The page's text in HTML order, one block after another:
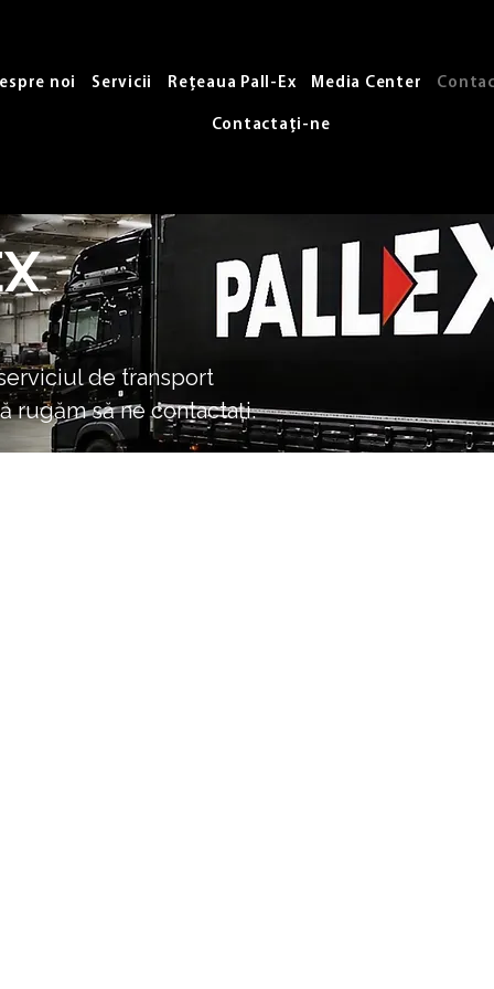
noi Servicii Rețeaua Pall-Ex Media Center
Contactați-ne
de transport
rugăm să ne contactați.